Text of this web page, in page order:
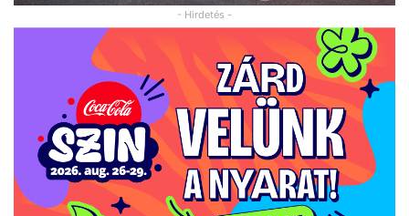
- Hirdetés -